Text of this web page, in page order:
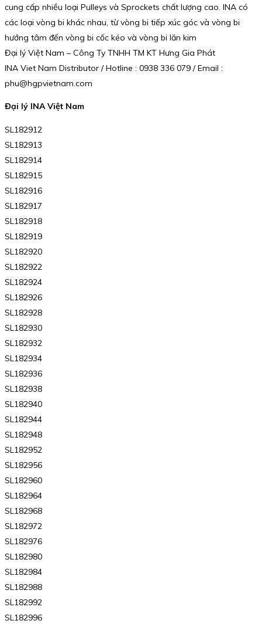
cung cấp nhiều loại Pulleys và Sprockets chất lượng cao. INA có
các loại vòng bi khác nhau, từ vòng bi tiếp xúc góc và vòng bi
hướng tâm đến vòng bi cốc kéo và vòng bi lăn kim
Đại lý Việt Nam – Công Ty TNHH TM KT Hưng Gia Phát
INA Viet Nam Distributor / Hotline : 0938 336 079 / Email :
phu@hgpvietnam.com
Đại lý INA Việt Nam
SL182912
SL182913
SL182914
SL182915
SL182916
SL182917
SL182918
SL182919
SL182920
SL182922
SL182924
SL182926
SL182928
SL182930
SL182932
SL182934
SL182936
SL182938
SL182940
SL182944
SL182948
SL182952
SL182956
SL182960
SL182964
SL182968
SL182972
SL182976
SL182980
SL182984
SL182988
SL182992
SL182996